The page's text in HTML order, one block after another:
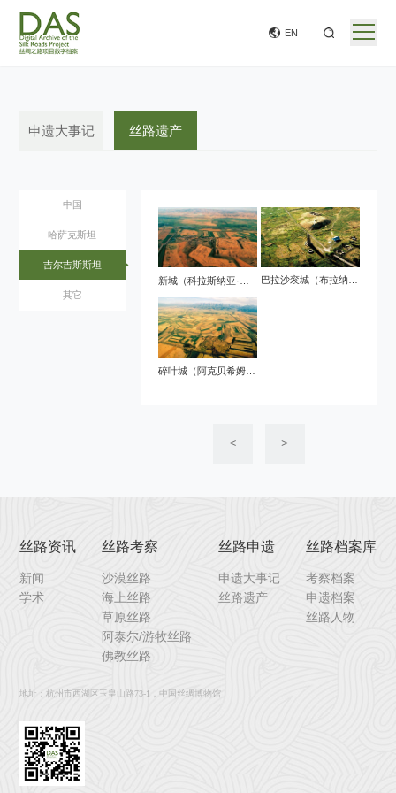
EN
申遗大事记 丝路遗产
中国
哈萨克斯坦
吉尔吉斯斯坦
其它
巴拉沙衮城（布拉纳遗址）
< >
丝路资讯
新闻
学术
丝路考察
沙漠丝路
海上丝路
草原丝路
阿泰尔/游牧丝路
佛教丝路
丝路申遗
申遗大事记
丝路遗产
丝路档案库
考察档案
申遗档案
丝路人物
地址：杭州市西湖区玉皇山路73-1，中国丝绸博物馆